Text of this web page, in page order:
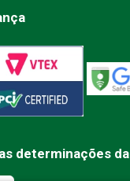
determinações da